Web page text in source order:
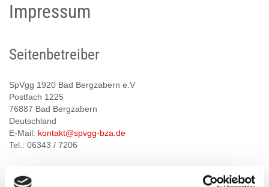
Impressum
Seitenbetreiber
SpVgg 1920 Bad Bergzabern e.V
Postfach 1225
76887 Bad Bergzabern
Deutschland
E-Mail: kontakt@spvgg-bza.de
Tel.: 06343 / 7206